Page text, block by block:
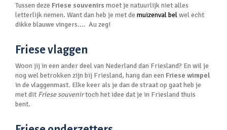
Tussen deze Friese souvenirs moet je natuurlijk niet alles
letterlijk nemen. Want dan heb je met demuizenval belwel echt
dikke blauwe vingers.... Au zeg!
Friese vlaggen
Woon jij in een ander deel van Nederland dan Friesland? En wil je
nog wel betrokken zijn bij Friesland, hang dan een Friese wimpel
in de vlaggenmast. Elke keer als je dan de straat op gaat heb je
met dit Friese souvenirtoch het idee dat je in Friesland thuis
bent.